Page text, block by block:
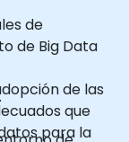
de
de Big Data
de las
que
para la